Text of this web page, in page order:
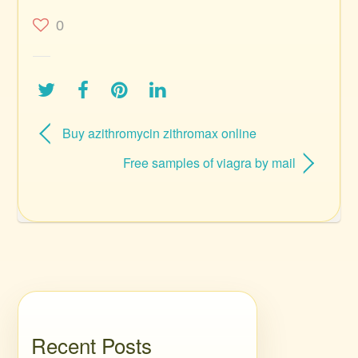
0
Buy azithromycin zithromax online
Free samples of viagra by mail
Recent Posts